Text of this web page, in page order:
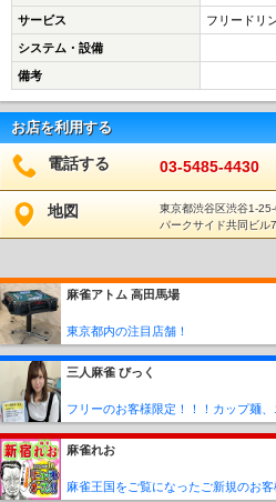
サービス フリードリ
システム・設備
備考
お店を利用する
電話する 03-5485-4430
地図
東京都渋谷区渋谷1-25-
パークサイド共同ビル
麻雀アトム 高田馬場
東京都内の注目店舗！
三人麻雀 びっく
麻雀れお